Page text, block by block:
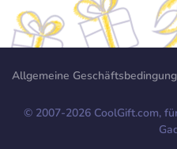
Allgemeine
© 2007-2026CoolGift.com,